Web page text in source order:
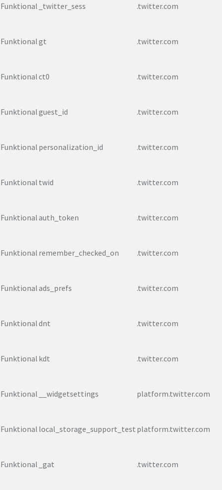
Funktional _twitter_sess .twitter.com
Funktionalgt .twitter.com
Funktionalct0 .twitter.com
Funktionalguest_id .twitter.com
Funktional personalization_id .twitter.com
Funktional twid .twitter.com
Funktionalauth_token .twitter.com
Funktional remember_checked_on .twitter.com
Funktionalads_prefs .twitter.com
Funktionaldnt .twitter.com
Funktional kdt .twitter.com
Funktional __widgetsettings platform.twitter.com
Funktional local_storage_support_test platform.twitter.com
Funktional _gat .twitter.com